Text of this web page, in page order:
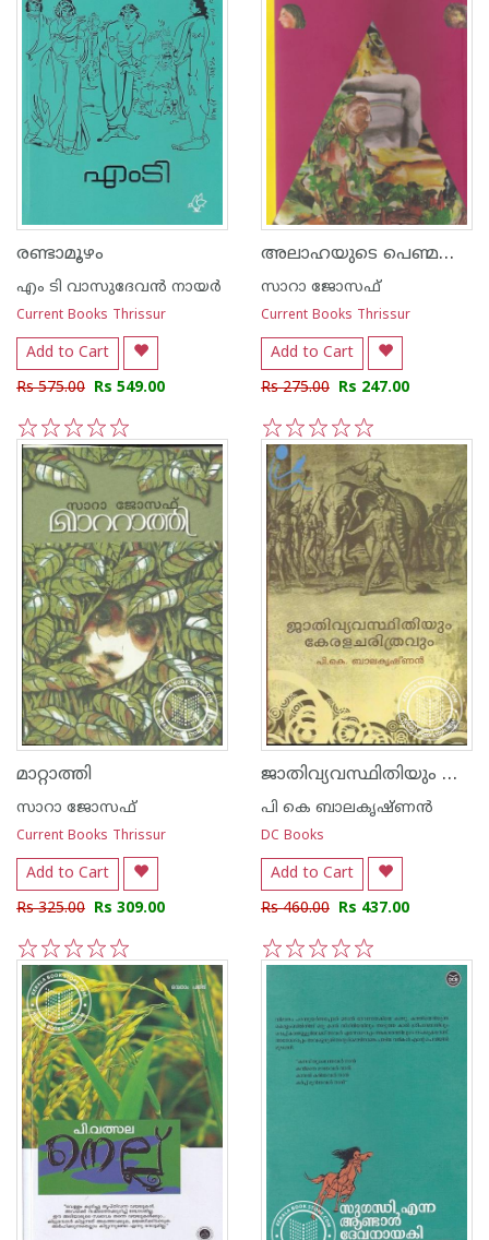
രണ്ടാമൂഴം
എം ടി വാസുദേവന്‍ നായര്‍
Current Books Thrissur
Add to Cart
Rs 575.00 Rs 549.00
5
4
3
2
1
അലാഹയുടെ പെണ്മക്കള്‍
സാറാ ജോസഫ്
Current Books Thrissur
Add to Cart
Rs 275.00 Rs 247.00
5
4
3
2
1
മാറ്റാത്തി
സാറാ ജോസഫ്
Current Books Thrissur
Add to Cart
Rs 325.00 Rs 309.00
5
4
3
2
1
ജാതിവ്യവസ്ഥിതിയും കേരളചരിത്രവും
പി കെ ബാലകൃഷ്ണ‌ന്‍
DC Books
Add to Cart
Rs 460.00 Rs 437.00
5
4
3
2
1